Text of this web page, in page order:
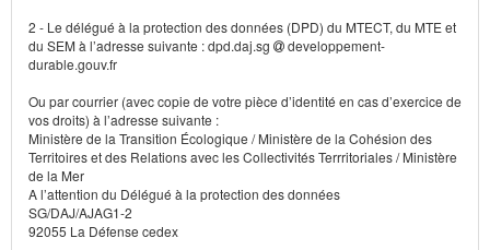
2 - Le délégué à la protection des données (DPD) du MTECT, du MTE et
du SEM à l’adresse suivante : dpd.daj.sg
developpement-
durable.gouv.fr
Ou par courrier (avec copie de votre pièce d’identité en cas d’exercice de
vos droits) à l’adresse suivante :
Ministère de la Transition Écologique / Ministère de la Cohésion des
Territoires et des Relations avec les Collectivités Terrritoriales / Ministère
de la Mer
A l’attention du Délégué à la protection des données
SG/DAJ/AJAG1-2
92055 La Défense cedex